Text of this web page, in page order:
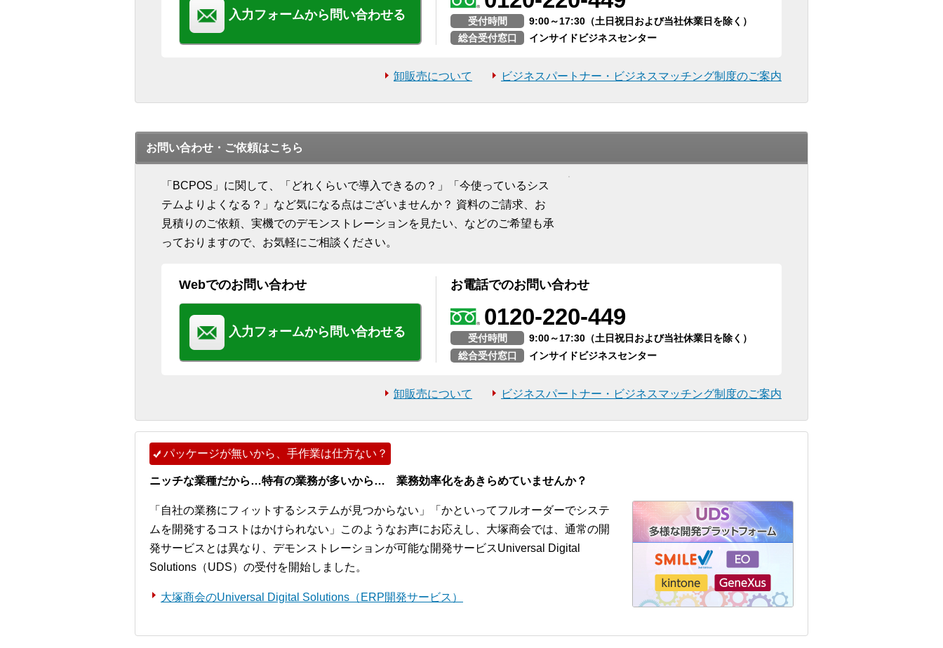
入力フォームから問い合わせる 受付時間
9:00～17:30（土日祝日および当社休業日を除く）
総合受付窓口
インサイドビジネスセンター
卸販売について ビジネスパートナー・ビジネスマッチング制度のご案内
お問い合わせ・ご依頼はこちら
「BCPOS」に関して、「どれくらいで導入できるの？」「今使っているシス
テムよりよくなる？」など気になる点はございませんか？ 資料のご請求、お
見積りのご依頼、実機でのデモンストレーションを見たい、などのご希望も承
っておりますので、お気軽にご相談ください。
Webでのお問い合わせ
入力フォームから問い合わせる
お電話でのお問い合わせ
0120-220-449
受付時間
9:00～17:30（土日祝日および当社休業日を除く）
総合受付窓口
インサイドビジネスセンター
卸販売について ビジネスパートナー・ビジネスマッチング制度のご案内
パッケージが無いから、手作業は仕方ない？
ニッチな業種だから…特有の業務が多いから… 業務効率化をあきらめていませんか？
「自社の業務にフィットするシステムが見つからない」「かといってフルオーダーでシステ
ムを開発するコストはかけられない」このようなお声にお応えし、大塚商会では、通常の開
発サービスとは異なり、デモンストレーションが可能な開発サービスUniversal Digital
Solutions（UDS）の受付を開始しました。
大塚商会のUniversal Digital Solutions（ERP開発サービス）